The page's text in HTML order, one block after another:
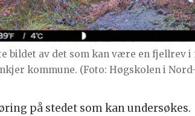
bildet av det som kan være en fjellrev
kommune. (Foto: Høgskolen i
på stedet som kan undersøkes.